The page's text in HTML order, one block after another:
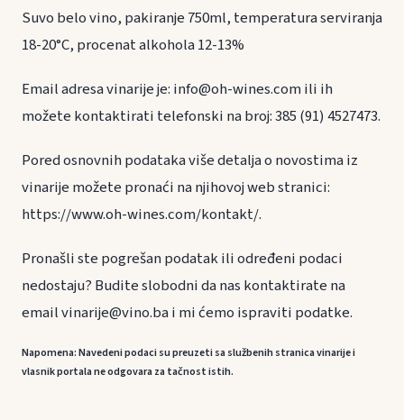
Suvo belo vino, pakiranje 750ml, temperatura serviranja
18-20°C, procenat alkohola 12-13%
Email adresa vinarije je: info@oh-wines.com ili ih
možete kontaktirati telefonski na broj: 385 (91) 4527473.
Pored osnovnih podataka više detalja o novostima iz
vinarije možete pronaći na njihovoj web stranici:
https://www.oh-wines.com/kontakt/.
Pronašli ste pogrešan podatak ili određeni podaci
nedostaju? Budite slobodni da nas kontaktirate na
email vinarije@vino.ba i mi ćemo ispraviti podatke.
Napomena: Navedeni podaci su preuzeti sa službenih stranica vinarije i
vlasnik portala ne odgovara za tačnost istih.